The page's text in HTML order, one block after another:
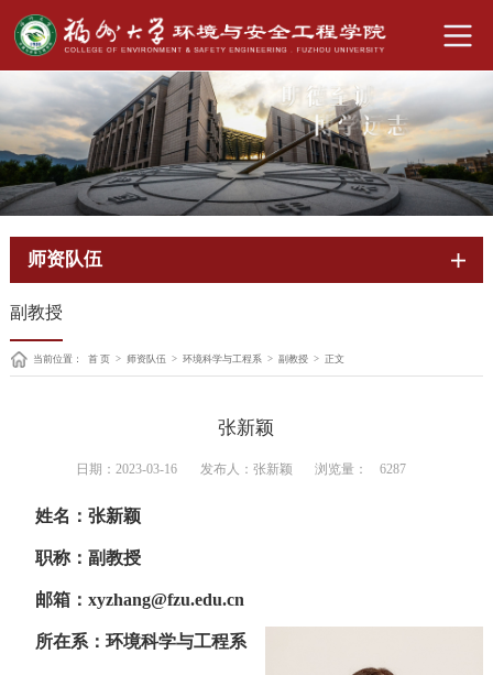
师资队伍
副教授
当前位置： 首 页 > 师资队伍 > 环境科学与工程系 > 副教授 > 正文
张新颖
日期：2023-03-16 发布人：张新颖 浏览量： 6287
姓名：张新颖
职称：副教授
邮箱：xyzhang@fzu.edu.cn
所在系：环境科学与工程系